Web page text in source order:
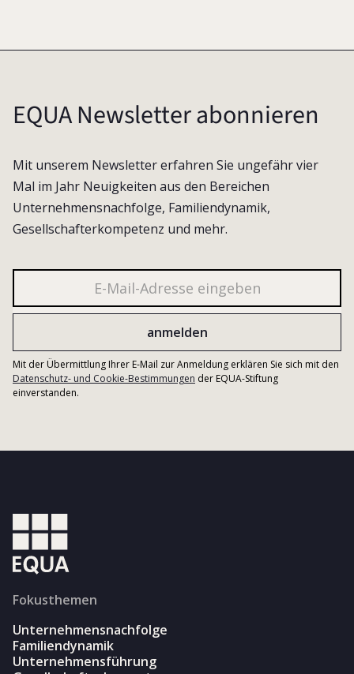
EQUA Newsletter abonnieren
Mit unserem Newsletter erfahren Sie ungefähr vier
Mal im Jahr Neuigkeiten aus den Bereichen
Unternehmensnachfolge, Familiendynamik,
Gesellschafterkompetenz und mehr.
Mit der Übermittlung Ihrer E-Mail zur Anmeldung erklären Sie sich mit den
Datenschutz- und Cookie-Bestimmungen der EQUA-Stiftung
einverstanden.
Fokusthemen
Unternehmensnachfolge
Familiendynamik
Unternehmensführung